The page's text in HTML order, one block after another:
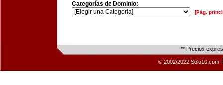
Categorías de Dominio:
[Pág.
** Precios
© 2002/2022 Solo10.com